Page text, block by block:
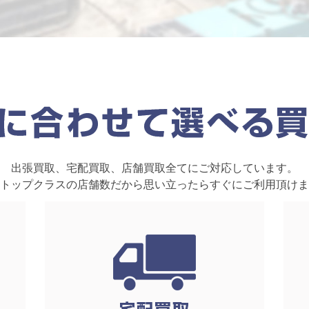
出張買取、宅配買取、店舗買取全てにご対応しています。
ップクラスの店舗数だから思い立ったらすぐにご利用頂け